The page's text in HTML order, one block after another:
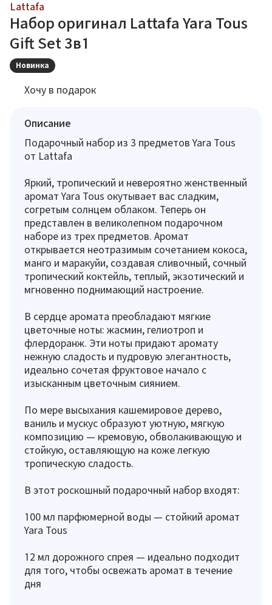
Lattafa
Набор оригинал Lattafa Yara Tous
Gift Set 3в1
Новинка
Хочу в подарок
Описание
Подарочный набор из 3 предметов Yara Tous
от Lattafa
Яркий, тропический и невероятно женственный
аромат Yara Tous окутывает вас сладким,
согретым солнцем облаком. Теперь он
представлен в великолепном подарочном
наборе из трех предметов. Аромат
открывается неотразимым сочетанием кокоса,
манго и маракуйи, создавая сливочный, сочный
тропический коктейль, теплый, экзотический и
мгновенно поднимающий настроение.
В сердце аромата преобладают мягкие
цветочные ноты: жасмин, гелиотроп и
флердоранж. Эти ноты придают аромату
нежную сладость и пудровую элегантность,
идеально сочетая фруктовое начало с
изысканным цветочным сиянием.
По мере высыхания кашемировое дерево,
ваниль и мускус образуют уютную, мягкую
композицию — кремовую, обволакивающую и
стойкую, оставляющую на коже легкую
тропическую сладость.
В этот роскошный подарочный набор входят:
100 мл парфюмерной воды — стойкий аромат
Yara Tous
12 мл дорожного спрея — идеально подходит
для того, чтобы освежать аромат в течение
дня